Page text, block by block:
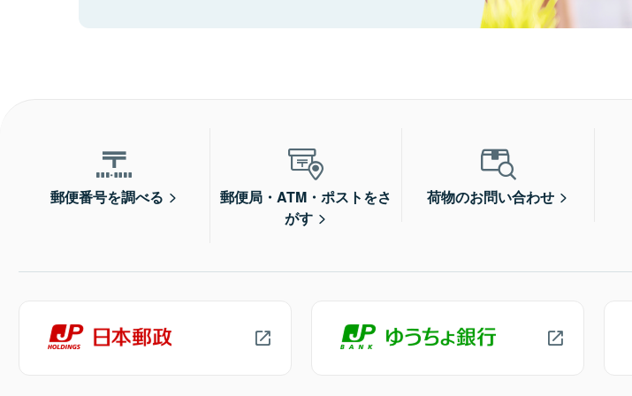
郵便番号を調べる
郵便局・ATM・ポストをさ
がす
荷物のお問い合わせ